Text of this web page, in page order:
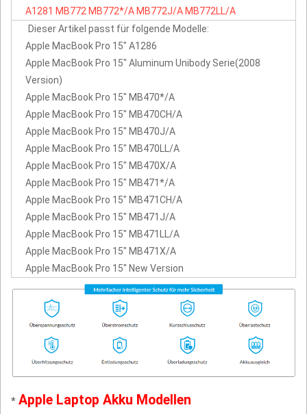
A1281 MB772 MB772*/A MB772J/A MB772LL/A
Dieser Artikel passt für folgende Modelle:
Apple MacBook Pro 15" A1286
Apple MacBook Pro 15" Aluminum Unibody Serie(2008
Version)
Apple MacBook Pro 15" MB470*/A
Apple MacBook Pro 15" MB470CH/A
Apple MacBook Pro 15" MB470J/A
Apple MacBook Pro 15" MB470LL/A
Apple MacBook Pro 15" MB470X/A
Apple MacBook Pro 15" MB471*/A
Apple MacBook Pro 15" MB471CH/A
Apple MacBook Pro 15" MB471J/A
Apple MacBook Pro 15" MB471LL/A
Apple MacBook Pro 15" MB471X/A
Apple MacBook Pro 15" New Version
* Apple Laptop Akku Modellen